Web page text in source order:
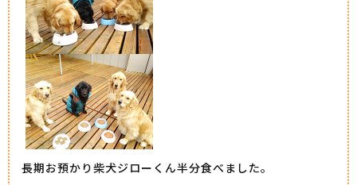
長期お預かり柴犬ジローくん半分食べました。